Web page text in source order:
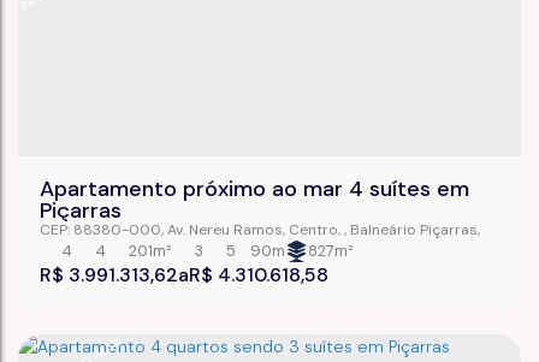
Apartamento próximo ao mar 4 suítes em
Piçarras
R$ 3.991.313,62 R$ 4.310.618,58
CEP: 88380-000,Av. Nereu Ramos, Centro , Balneário Piçarras,
Santa Catarina,Brasil
4 5
201m²
4 3 90m 827m²